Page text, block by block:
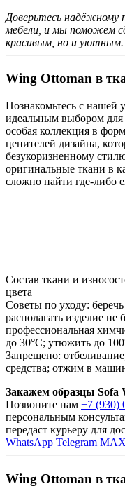
Доверьтесь надёжному
мебели, и мы поможем
красивым, но и уютным.
Wing Ottoman в
Познакомьтесь с нашей
идеальным выбором для
особая коллекция в
ценителей дизайна,
безукоризненному
оригинальные ткани в
сложно найти где-либо
Состав ткани и
цвета
Советы по уходу:
располагать изделие
профессиональная
до 30°C; утюжить до
Запрещено:
средства; отжим в
Закажем образцы Sofa
Позвоните нам +7 (930)
персональным
передаст курьеру для
WhatsApp Telegram MAX
Wing Ottoman в